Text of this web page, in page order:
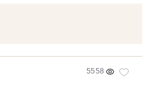
5558